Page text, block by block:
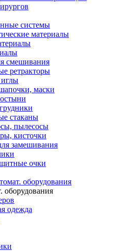
системы
материалы
смешивания
ретракторы
маски
стаканы
пылесосы
кисточки
замешивания
очки
оборудования
оборудования
одежда